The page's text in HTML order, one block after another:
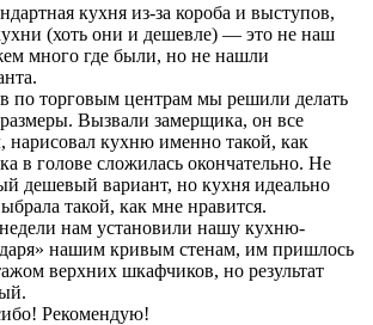
кухня из-за короба и выступов,
(хоть они и дешевле) — это не наш
много где были, но не нашли
по торговым центрам мы решили делать
Вызвали замерщика, он все
нарисовал кухню именно такой, как
в голове сложилась окончательно. Не
дешевый вариант, но кухня идеально
такой, как мне нравится.
нам установили нашу кухню-
нашим кривым стенам, им пришлось
верхних шкафчиков, но результат
Рекомендую!